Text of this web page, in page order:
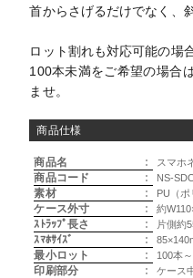
首からさげるだけでなく、
ロット割れも対応可能の場
100本未満をご希望の場合
ませ。
商品仕様
商品名 : スマホ
商品コード : NS-
素材 : PU（ポ
ケース外寸 : 約
ｽﾄﾗｯﾌﾟ長さ : 片側約
ｽﾏﾎｻｲｽﾞ :
最小ロット : 100本～
印刷部分 : ケース